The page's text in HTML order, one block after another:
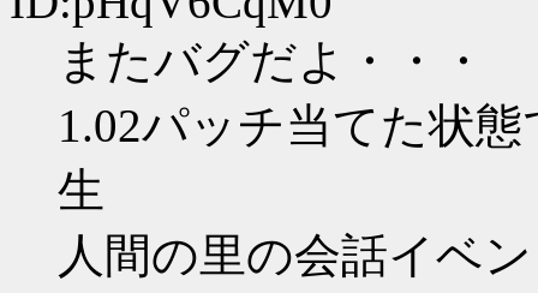
またバグだよ・・・
1.02パッチ当てた状
生
人間の里の会話イベ